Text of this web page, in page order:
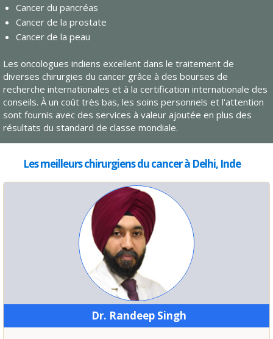
Cancer du pancréas
Cancer de la prostate
Cancer de la peau
Les oncologues indiens excellent dans le traitement de
diverses chirurgies du cancer grâce à des bourses de
recherche internationales et à la certification internationale des
conseils. À un coût très bas, les soins personnels et l'attention
sont fournis avec des services à valeur ajoutée en plus des
résultats du standard de classe mondiale.
Les meilleurs chirurgiens du cancer à Delhi, Inde
Dr. Randeep Singh